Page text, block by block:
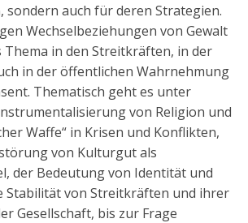
auch für deren Strategien.
Wechselbeziehungen von Gewalt
Thema in den Streitkräften, in der
in der öffentlichen Wahrnehmung
Thematisch geht es unter
von Religion und
Waffe“ in Krisen und Konflikten,
von Kulturgut als
der Bedeutung von Identität und
Stabilität von Streitkräften und ihrer
Gesellschaft, bis zur Frage